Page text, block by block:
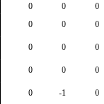
0 0
0
0 0
0
0 0
0
0 0
0
0 -1
0